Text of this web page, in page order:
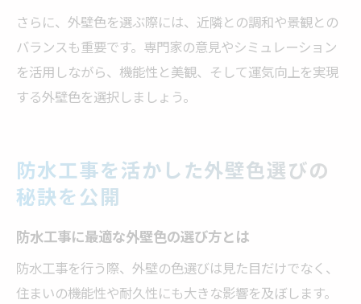
さらに、外壁色を選ぶ際には、近隣との調和や景観との
バランスも重要です。専門家の意見やシミュレーション
を活用しながら、機能性と美観、そして運気向上を実現
する外壁色を選択しましょう。
防水工事を活かした外壁色選びの
秘訣を公開
防水工事に最適な外壁色の選び方とは
防水工事を行う際、外壁の色選びは見た目だけでなく、
住まいの機能性や耐久性にも大きな影響を及ぼします。